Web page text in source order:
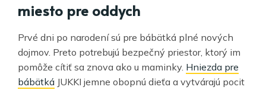
miesto pre oddych
Prvé dni po narodení sú pre bábätká plné nových
dojmov. Preto potrebujú bezpečný priestor, ktorý im
pomôže cítiť sa znova ako u maminky. Hniezda pre
bábätká JUKKI jemne obopnú dieťa a vytvárajú pocit